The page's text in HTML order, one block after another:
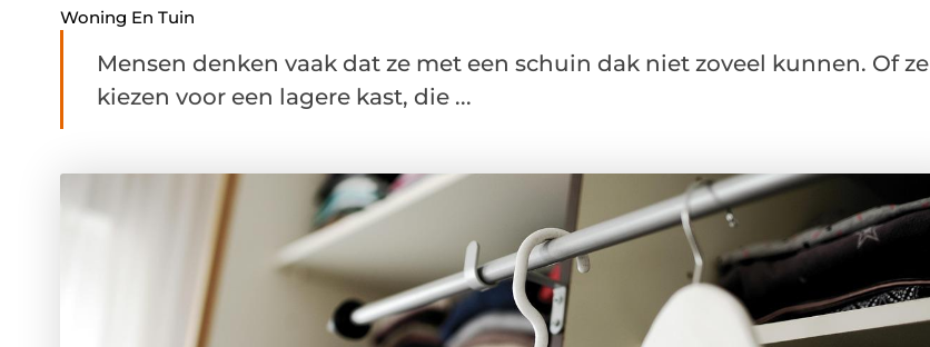
Woning En Tuin
Mensen denken vaak dat ze met een schuin dak niet zoveel kunnen. Of ze
kiezen voor een lagere kast, die ...